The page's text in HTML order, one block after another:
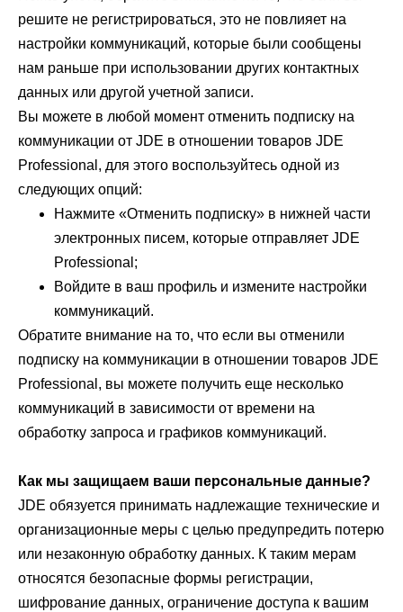
решите не регистрироваться, это не повлияет на
настройки коммуникаций, которые были сообщены
нам раньше при использовании других контактных
данных или другой учетной записи.
Вы можете в любой момент отменить подписку на
коммуникации от JDE в отношении товаров JDE
Professional, для этого воспользуйтесь одной из
следующих опций:
Нажмите «Отменить подписку» в нижней части
электронных писем, которые отправляет JDE
Professional;
Войдите в ваш профиль и измените настройки
коммуникаций.
Обратите внимание на то, что если вы отменили
подписку на коммуникации в отношении товаров JDE
Professional, вы можете получить еще несколько
коммуникаций в зависимости от времени на
обработку запроса и графиков коммуникаций.
Как мы защищаем ваши персональные данные?
JDE обязуется принимать надлежащие технические и
организационные меры с целью предупредить потерю
или незаконную обработку данных. К таким мерам
относятся безопасные формы регистрации,
шифрование данных, ограничение доступа к вашим